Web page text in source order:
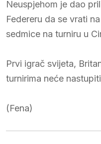
Neuspjehom je dao
Federeru da se vrati
sedmice na turniru u
Prvi igrač svijeta,
turnirima neće
(Fena)